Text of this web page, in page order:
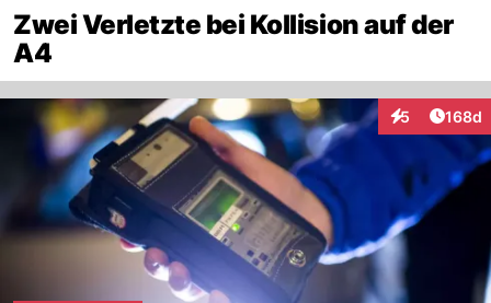
Zwei Verletzte bei Kollision auf der
A4
5
Interaktionen
168d